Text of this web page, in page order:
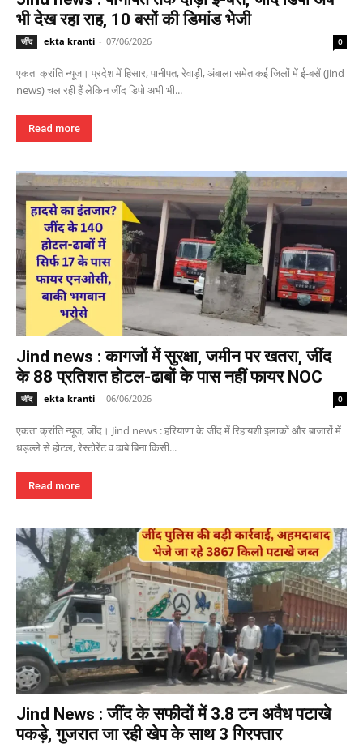
भी देख रहा राह, 10 बसों की डिमांड भेजी
जींद ekta kranti - 07/06/2026 0
एकता क्रांति न्यूज। प्रदेश में हिसार, पानीपत, रेवाड़ी, अंबाला समेत कई जिलों में ई-बसें (Jind
news) चल रही हैं लेकिन जींद डिपो अभी भी...
Read more
Jind news : कागजों में सुरक्षा, जमीन पर खतरा, जींद
के 88 प्रतिशत होटल-ढाबों के पास नहीं फायर NOC
जींद ekta kranti - 06/06/2026 0
एकता क्रांति न्यूज, जींद। Jind news : हरियाणा के जींद में रिहायशी इलाकों और बाजारों में
धड़ल्ले से होटल, रेस्टोरेंट व ढाबे बिना किसी...
Read more
Jind News : जींद के सफीदों में 3.8 टन अवैध पटाखे
पकड़े, गुजरात जा रही खेप के साथ 3 गिरफ्तार